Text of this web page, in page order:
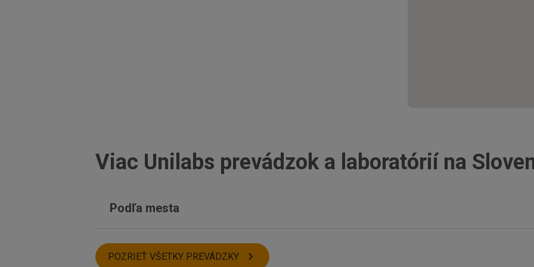
Viac Unilabs prevádzok a laboratórií na
Podľa mesta
Bardejov
Stropkov
POZRIEŤ VŠETKY PREVÁDZKY